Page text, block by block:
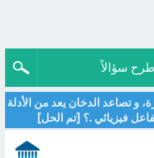
اطرح سؤالاً
و تصاعد الدخان يعد من الأدلة
فيزيائي .؟ [تم الحل]